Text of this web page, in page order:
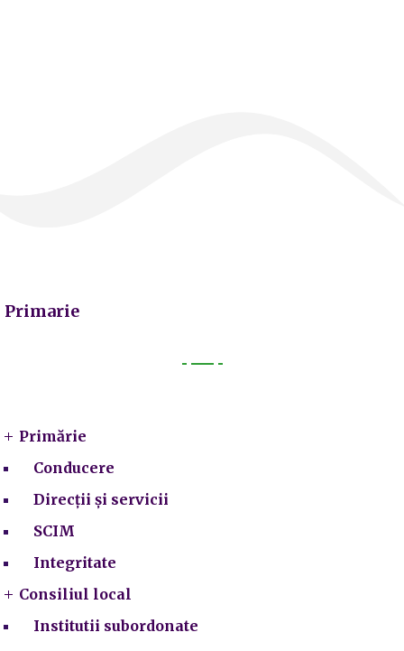
Primarie
Primărie
Conducere
Direcții și servicii
SCIM
Integritate
Consiliul local
Institutii subordonate